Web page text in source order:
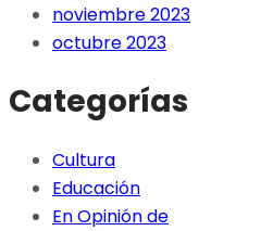
noviembre 2023
octubre 2023
Categorías
Cultura
Educación
En Opinión de